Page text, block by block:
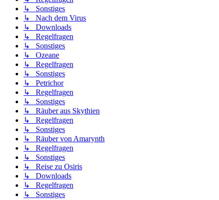
↳ Sonstiges
↳ Nach dem Virus
↳ Downloads
↳ Regelfragen
↳ Sonstiges
↳ Ozeane
↳ Regelfragen
↳ Sonstiges
↳ Petrichor
↳ Regelfragen
↳ Sonstiges
↳ Räuber aus Skythien
↳ Regelfragen
↳ Sonstiges
↳ Räuber von Amarynth
↳ Regelfragen
↳ Sonstiges
↳ Reise zu Osiris
↳ Downloads
↳ Regelfragen
↳ Sonstiges